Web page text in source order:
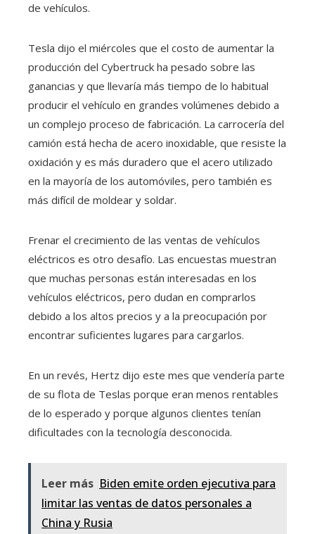
de vehículos.
Tesla dijo el miércoles que el costo de aumentar la
producción del Cybertruck ha pesado sobre las
ganancias y que llevaría más tiempo de lo habitual
producir el vehículo en grandes volúmenes debido a
un complejo proceso de fabricación. La carrocería del
camión está hecha de acero inoxidable, que resiste la
oxidación y es más duradero que el acero utilizado
en la mayoría de los automóviles, pero también es
más difícil de moldear y soldar.
Frenar el crecimiento de las ventas de vehículos
eléctricos es otro desafío. Las encuestas muestran
que muchas personas están interesadas en los
vehículos eléctricos, pero dudan en comprarlos
debido a los altos precios y a la preocupación por
encontrar suficientes lugares para cargarlos.
En un revés, Hertz dijo este mes que vendería parte
de su flota de Teslas porque eran menos rentables
de lo esperado y porque algunos clientes tenían
dificultades con la tecnología desconocida.
Leer más Biden emite orden ejecutiva para
limitar las ventas de datos personales a
China y Rusia